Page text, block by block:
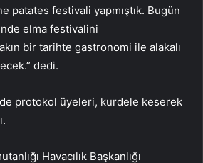
patates festivali yapmıştık. Bugün
elma festivalini
bir tarihte gastronomi ile alakalı
dedi.
protokol üyeleri, kurdele keserek
Havacılık Başkanlığı